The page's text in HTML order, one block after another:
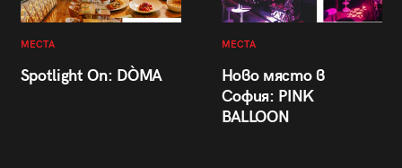
МЕСТА
Spotlight On: DÒMA
МЕСТА
Ново място в
София: PINK
BALLOON